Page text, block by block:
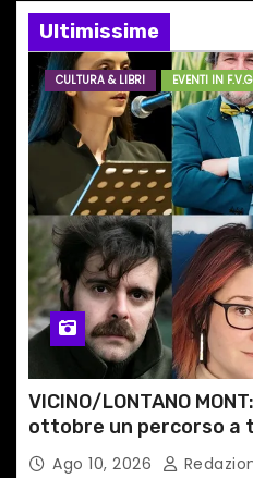
e
a
r
t
i
c
o
l
i
Ultimissime
CULTURA & LIBRI EVENTI IN
VICINO/LONTANO
ottobre un percorso a
MONTAGNA DEL FVG
Ago 10, 2026